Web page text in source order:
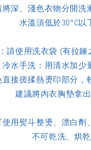
將深、淺色衣物分開洗
水溫須低於30°C以
請使用洗衣袋 (有拉鍊
冷水手洗： 用清水加少
直接搓揉熱燙印部分，
建議將內衣胸墊拿
使用熨斗整燙、漂白劑
不可乾洗、烘